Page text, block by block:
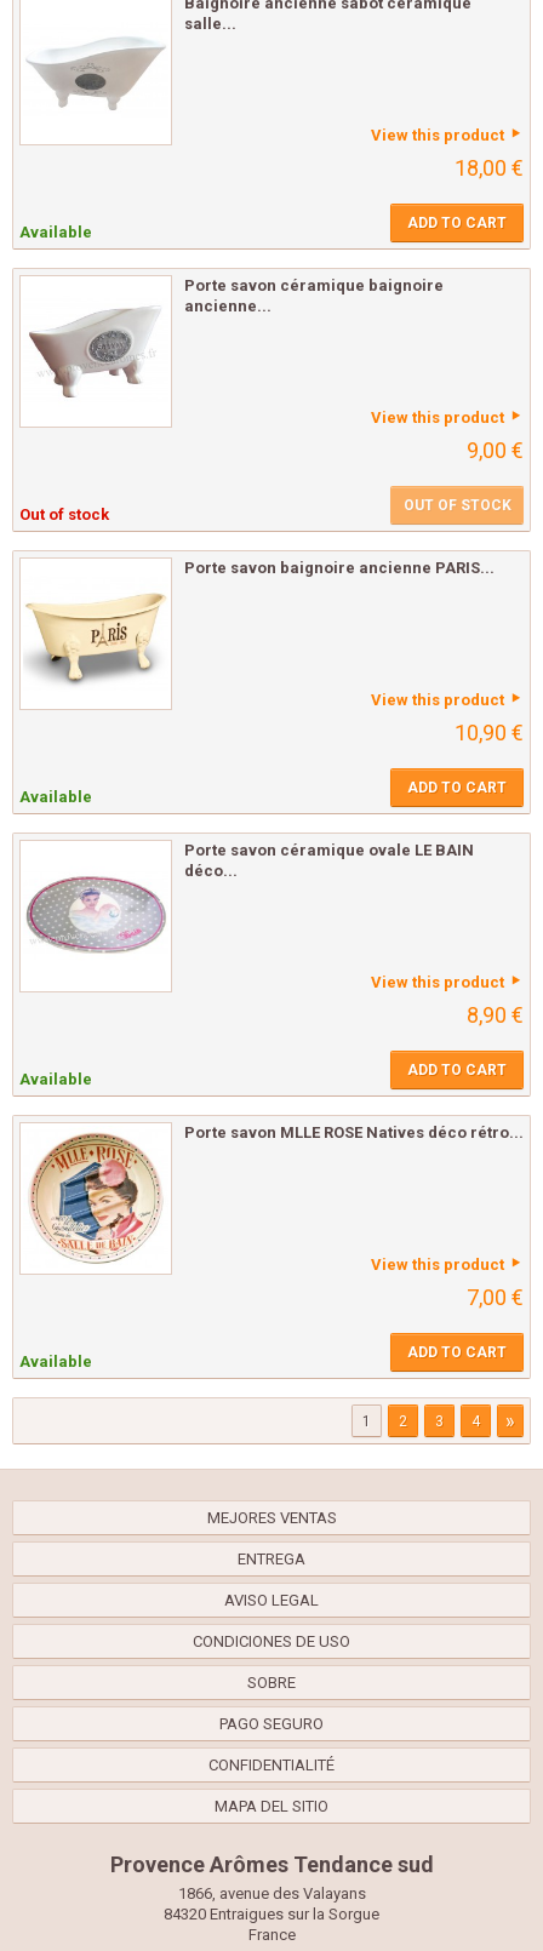
salle...
View this product
18,00 €
Available ADD TO CART
Porte savon céramique baignoire
ancienne...
View this product
9,00 €
Out of stock OUT OF STOCK
Porte savon baignoire ancienne PARIS...
View this product
10,90 €
Available ADD TO CART
Porte savon céramique ovale LE BAIN
déco...
View this product
8,90 €
Available ADD TO CART
Porte savon MLLE ROSE Natives déco rétro...
View this product
7,00 €
Available ADD TO CART
1 2 3 4 »
MEJORES VENTAS
ENTREGA
AVISO LEGAL
CONDICIONES DE USO
SOBRE
PAGO SEGURO
CONFIDENTIALITÉ
MAPA DEL SITIO
Provence Arômes Tendance sud
1866, avenue des Valayans
84320 Entraigues sur la Sorgue
France